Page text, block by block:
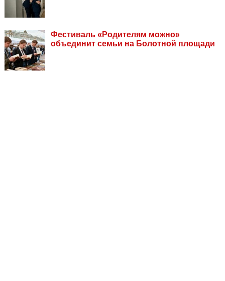
Фестиваль «Родителям можно»
объединит семьи на Болотной площади